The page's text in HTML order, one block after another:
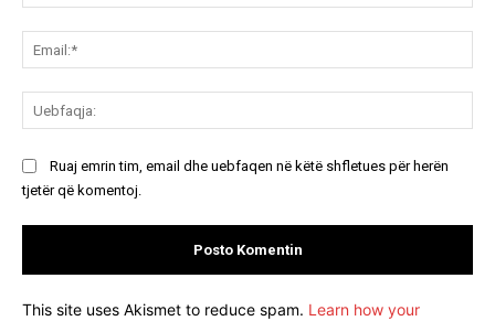
Ruaj emrin tim, email dhe uebfaqen në këtë shfletues për herën
tjetër që komentoj.
This site uses Akismet to reduce spam. Learn how your